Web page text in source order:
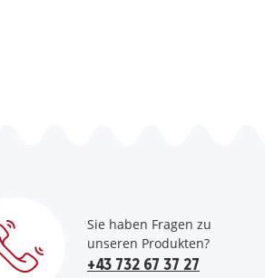
Sie haben Fragen zu
unseren Produkten?
+43 732 67 37 27